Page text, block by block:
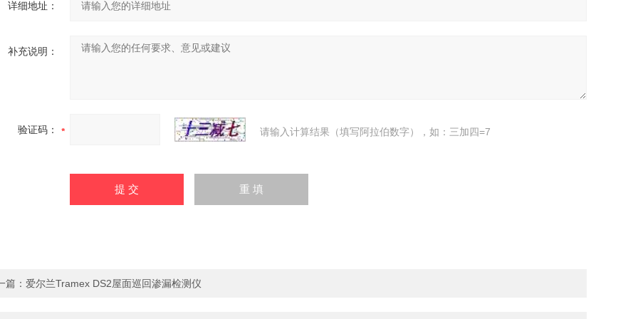
详细地址：
补充说明：
验证码： 请输入计算结果（填写阿拉伯数字），如：三加四=7
篇： 爱尔兰Tramex DS2屋面巡回渗漏检测仪